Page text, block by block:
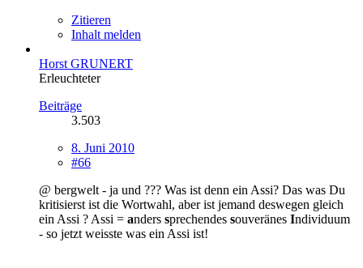
Zitieren
Inhalt melden
Horst GRUNERT
Erleuchteter
Beiträge
3.503
8. Juni 2010
#66
@ bergwelt - ja und ??? Was ist denn ein Assi? Das was Du
kritisierst ist die Wortwahl, aber ist jemand deswegen gleich
ein Assi ? Assi = anders sprechendes souveränes Individuum
- so jetzt weisste was ein Assi ist!